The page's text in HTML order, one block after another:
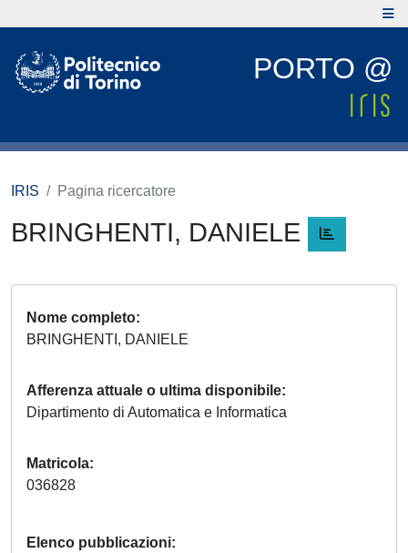
PORTO @
IRIS Pagina ricercatore
BRINGHENTI, DANIELE
Nome completo
BRINGHENTI, DANIELE
Afferenza attuale o ultima disponibile
Dipartimento di Automatica e Informatica
Matricola
036828
Elenco pubblicazioni